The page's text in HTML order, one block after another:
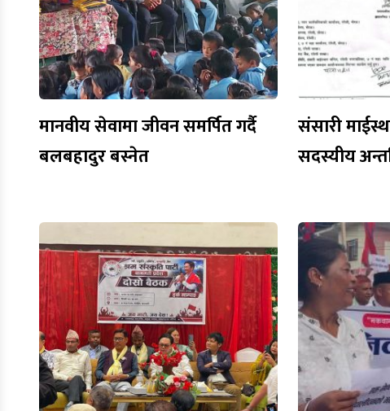
मानवीय सेवामा जीवन समर्पित गर्दै
बलबहादुर बस्नेत
संसारी
सदस्यीय